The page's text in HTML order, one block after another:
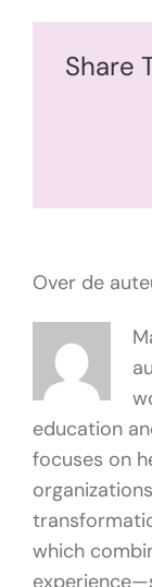
Share
Over de
education
focuses on
which